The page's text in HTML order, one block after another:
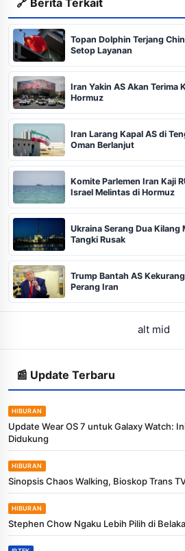
Topan Dolphin Terjang
Setop Layanan
Iran Yakin AS Akan Terima
Hormuz
Iran Larang Kapal AS di
Oman Berlanjut
Komite Parlemen Iran Kaji
Israel Melintas di Hormuz
Ukraina Serang Dua Kilang
Tangki Rusak
Trump Bantah AS
Perang Iran
alt mid
📰 Update Terbaru
HIBURAN
Update Wear OS 7 untuk Galaxy Watch:
Didukung
HIBURAN
Sinopsis Chaos Walking, Bioskop Trans
HIBURAN
Stephen Chow Ngaku Lebih Pilih di